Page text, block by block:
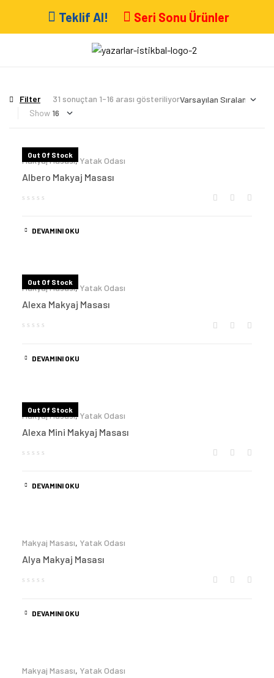
Teklif Al! Seri Sonu Ürünler
Filter
31 sonuçtan 1-16 arası gösteriliyor
Show
Out Of Stock
Makyaj Masası,Yatak Odası
Albero Makyaj Masası
DEVAMINI OKU
Out Of Stock
Makyaj Masası,Yatak Odası
Alexa Makyaj Masası
DEVAMINI OKU
Out Of Stock
Makyaj Masası,Yatak Odası
Alexa Mini Makyaj Masası
DEVAMINI OKU
Makyaj Masası, Yatak Odası
Alya Makyaj Masası
DEVAMINI OKU
Makyaj Masası, Yatak Odası